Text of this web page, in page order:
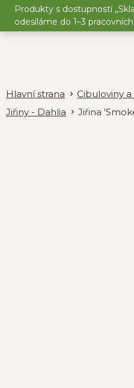
Přejít
obsah
Produkty s dostupností
odesíláme do 1–3
Cibuloviny a
Jiřiny - Dahlia
Jiřina